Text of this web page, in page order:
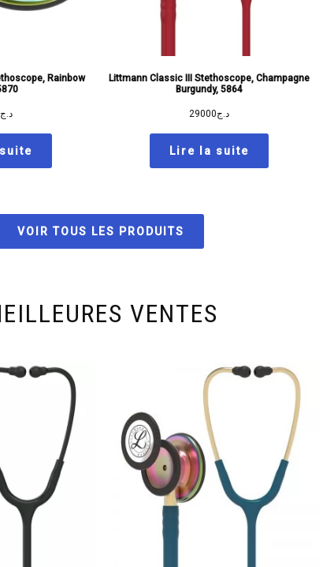
Rainbow
د.ج
Littmann Classic III Stethoscope, Champagne
Burgundy, 5864
د.ج29000
Lire la suite
VOIR TOUS LES PRODUITS
VENTES